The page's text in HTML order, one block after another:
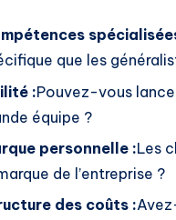
que les
:Pouvez-vous
équipe ?
personnelle :Les
de l’entreprise ?
des coûts :